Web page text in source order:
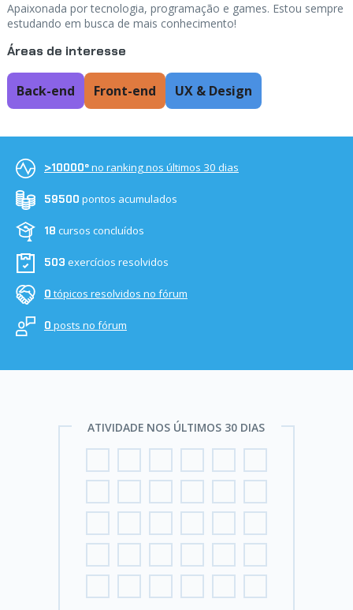
Apaixonada por tecnologia, programação e games. Estou sempre
estudando em busca de mais conhecimento!
Áreas de interesse
Back-end Front-end UX & Design
>10000ºno ranking nos últimos 30 dias
59500 pontos acumulados
18 cursos concluídos
503 exercícios resolvidos
0 tópicos resolvidos no fórum
0 posts no fórum
ATIVIDADE NOS ÚLTIMOS 30 DIAS